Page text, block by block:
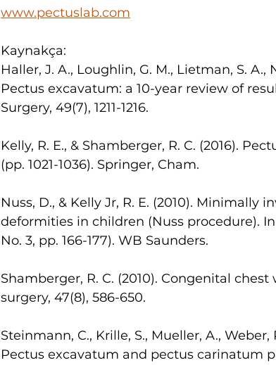
www.pectuslab.com
Kaynakça:
Haller, J. A., Loughlin, G. M., Lietman, S. A.,
Pectus excavatum: a 10-year review of
Surgery, 49(7), 1211-1216.
Kelly, R. E., & Shamberger, R. C. (2016).
(pp. 1021-1036). Springer, Cham.
Nuss, D., & Kelly Jr, R. E. (2010).
deformities in children (Nuss procedure).
No. 3, pp. 166-177). WB Saunders.
Shamberger, R. C. (2010). Congenital
surgery, 47(8), 586-650.
Steinmann, C., Krille, S., Mueller, A., Weber,
Pectus excavatum and pectus carinatum